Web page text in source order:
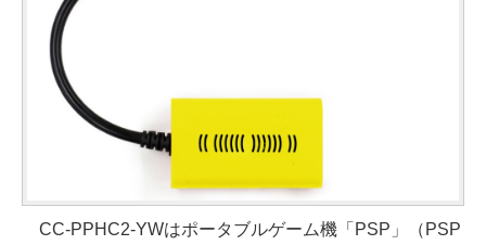
CC-PPHC2-YWはポータブルゲーム機「PSP」（PSP